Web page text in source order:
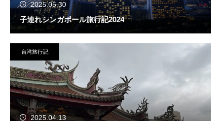
2025.05.30
子連れシンガポール旅行記2024
台湾旅行記
2025.04.13